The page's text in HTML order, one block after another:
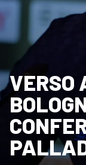
VERSO